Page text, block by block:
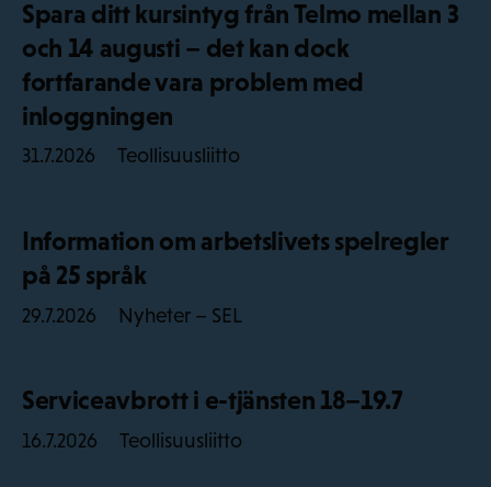
Spara ditt kursintyg från Telmo mellan 3
och 14 augusti – det kan dock
fortfarande vara problem med
inloggningen
31.7.2026 Teollisuusliitto
Information om arbetslivets spelregler
på 25 språk
29.7.2026 Nyheter – SEL
Serviceavbrott i e-tjänsten 18–19.7
16.7.2026 Teollisuusliitto